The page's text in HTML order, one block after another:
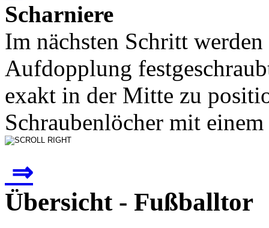
Scharniere
Im nächsten Schritt
Aufdopplung
exakt in der Mitte zu
Schraubenlöcher mit einem
⇒
Übersicht - Fußballtor